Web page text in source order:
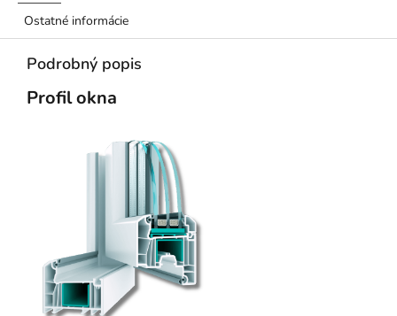
Ostatné informácie
Podrobný popis
Profil okna